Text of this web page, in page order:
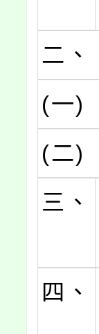
二、
(一)
(二)
三、
四、